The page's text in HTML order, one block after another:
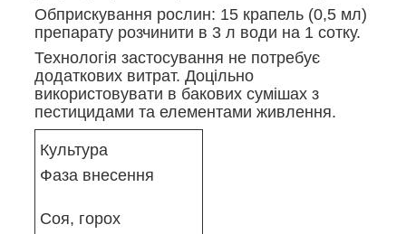
Обприскування рослин: 15 крапель (0,5 мл)
препарату розчинити в 3 л води на 1 сотку.
Технологія застосування не потребує
додаткових витрат. Доцільно
використовувати в бакових сумішах з
пестицидами та елементами живлення.
Культура
Фаза внесення
Соя, горох